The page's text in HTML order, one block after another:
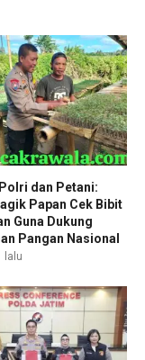
dan Petani:
Papan Cek Bibit
Guna Dukung
Pangan Nasional
lalu